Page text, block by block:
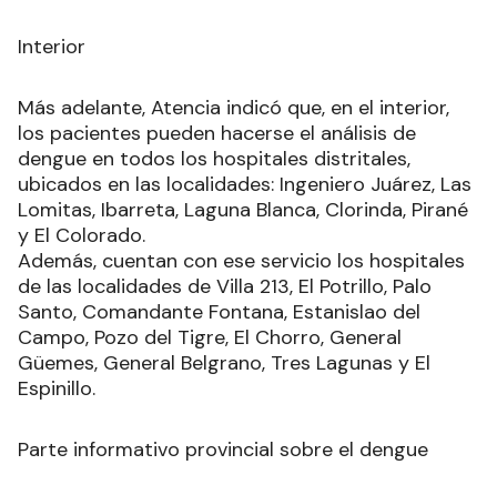
Interior
Más adelante, Atencia indicó que, en el interior,
los pacientes pueden hacerse el análisis de
dengue en todos los hospitales distritales,
ubicados en las localidades: Ingeniero Juárez, Las
Lomitas, Ibarreta, Laguna Blanca, Clorinda, Pirané
y El Colorado.
Además, cuentan con ese servicio los hospitales
de las localidades de Villa 213, El Potrillo, Palo
Santo, Comandante Fontana, Estanislao del
Campo, Pozo del Tigre, El Chorro, General
Güemes, General Belgrano, Tres Lagunas y El
Espinillo.
Parte informativo provincial sobre el dengue